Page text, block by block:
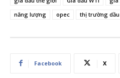
năng lượng
opec thị trường dầu
Facebook X